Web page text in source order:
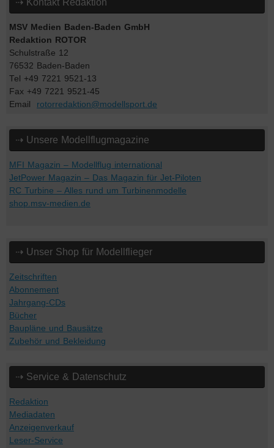
⇢ Kontakt Redaktion
MSV Medien Baden-Baden GmbH
Redaktion ROTOR
Schulstraße 12
76532 Baden-Baden
Tel +49 7221 9521-13
Fax +49 7221 9521-45
Email rotorredaktion@modellsport.de
⇢ Unsere Modellflugmagazine
MFI Magazin – Modellflug international
JetPower Magazin – Das Magazin für Jet-Piloten
RC Turbine – Alles rund um Turbinenmodelle
shop.msv-medien.de
⇢ Unser Shop für Modellflieger
Zeitschriften
Abonnement
Jahrgang-CDs
Bücher
Baupläne und Bausätze
Zubehör und Bekleidung
⇢ Service & Datenschutz
Redaktion
Mediadaten
Anzeigenverkauf
Leser-Service